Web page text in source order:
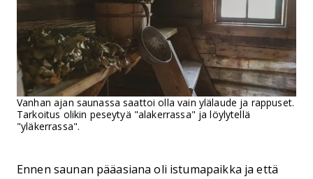
Vanhan ajan saunassa saattoi olla vain ylälaude ja rappuset.
Tarkoitus olikin peseytyä "alakerrassa" ja löylytellä
"yläkerrassa".
Ennen saunan pääasiana oli istumapaikka ja että